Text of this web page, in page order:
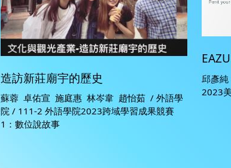
造訪新莊廟宇的歷史
蘇蓉 卓佑宣 施庭惠 林岑韋 趙怡茹 / 外語學
院 / 111-2 外語學院2023跨域學習成果競賽
1：數位說故事
邱彥
2023